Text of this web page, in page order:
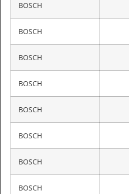
BOSCH
BOSCH
BOSCH
BOSCH
BOSCH
BOSCH
BOSCH
BOSCH